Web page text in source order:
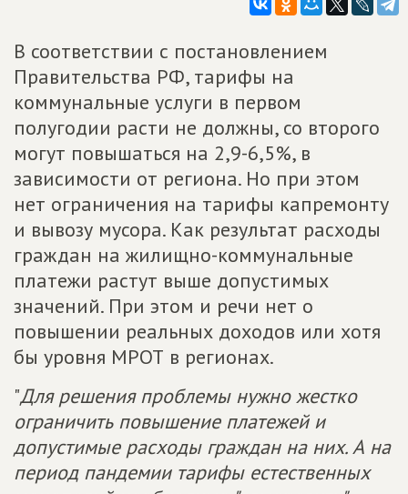
В соответствии с постановлением
Правительства РФ, тарифы на
коммунальные услуги в первом
полугодии расти не должны, со второго
могут повышаться на 2,9-6,5%, в
зависимости от региона. Но при этом
нет ограничения на тарифы капремонту
и вывозу мусора. Как результат расходы
граждан на жилищно-коммунальные
платежи растут выше допустимых
значений. При этом и речи нет о
повышении реальных доходов или хотя
бы уровня МРОТ в регионах.
"Для решения проблемы нужно жестко
ограничить повышение платежей и
допустимые расходы граждан на них. А на
период пандемии тарифы естественных